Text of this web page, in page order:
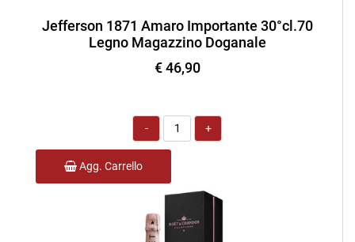
Jefferson 1871 Amaro Importante 30°cl.70
Legno Magazzino Doganale
€ 46,90
Quantità
Agg. Carrello